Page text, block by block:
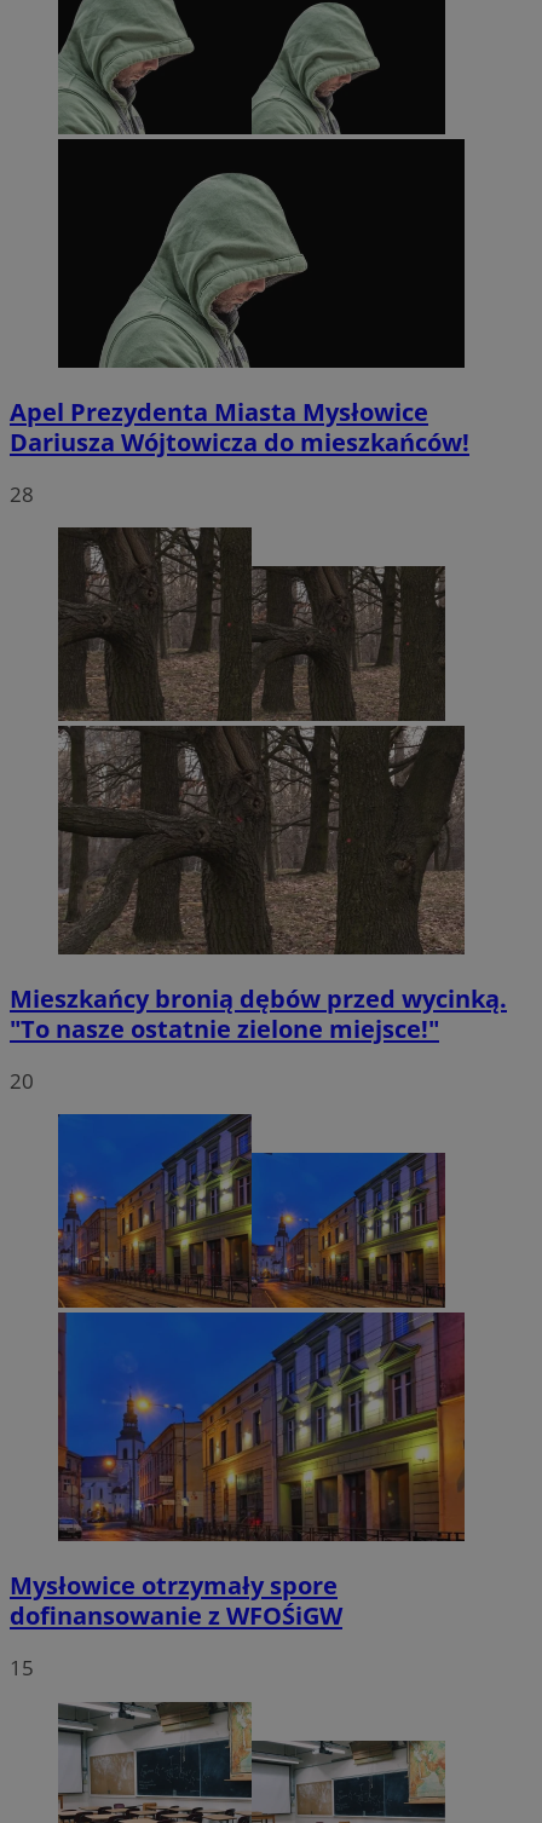
Apel Prezydenta Miasta Mysłowice
Dariusza Wójtowicza do mieszkańców!
28
Mieszkańcy bronią dębów przed wycinką.
"To nasze ostatnie zielone miejsce!"
20
Mysłowice otrzymały spore
dofinansowanie z WFOŚiGW
15